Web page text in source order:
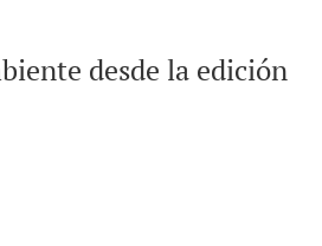
desde la edición